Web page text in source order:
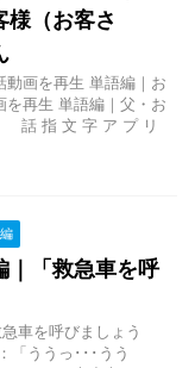
様（お客さ
動画を再生 単語編｜お
再生 単語編｜父・お
話 指 文 字 ア プ リ
｜「救急車を呼
車を呼びましょう
「ううっ･･･うう